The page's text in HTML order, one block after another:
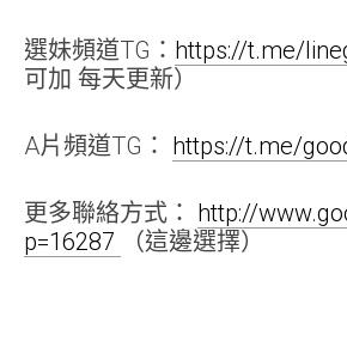
選妹頻道TG： https://t.me/
可加 每天更新）
A片頻道TG： https://t.me/
更多聯絡方式： http://
p=16287
（這邊選擇）